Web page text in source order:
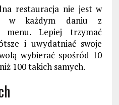
restauracja nie jest w
w każdym daniu z
menu. Lepiej trzymać
i uwydatniać swoje
wybierać spośród 10
100 takich samych.